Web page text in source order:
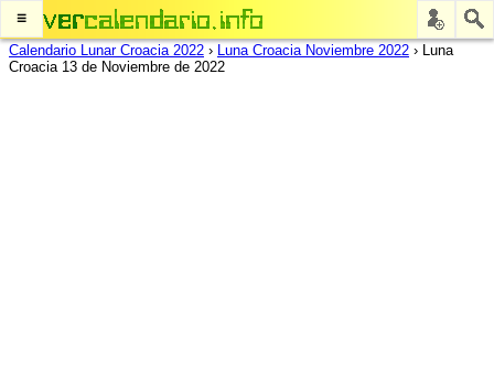
≡
Calendario Lunar Croacia 2022 › Luna Croacia Noviembre 2022 › Luna
Croacia 13 de Noviembre de 2022